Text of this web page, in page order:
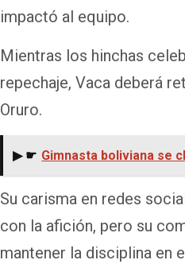
impactó al equipo.
Mientras los hinchas
repechaje, Vaca deberá
Oruro.
▶ ☛ Gimnasta boliviana se
Su carisma en redes
con la afición, pero su
mantener la disciplina en